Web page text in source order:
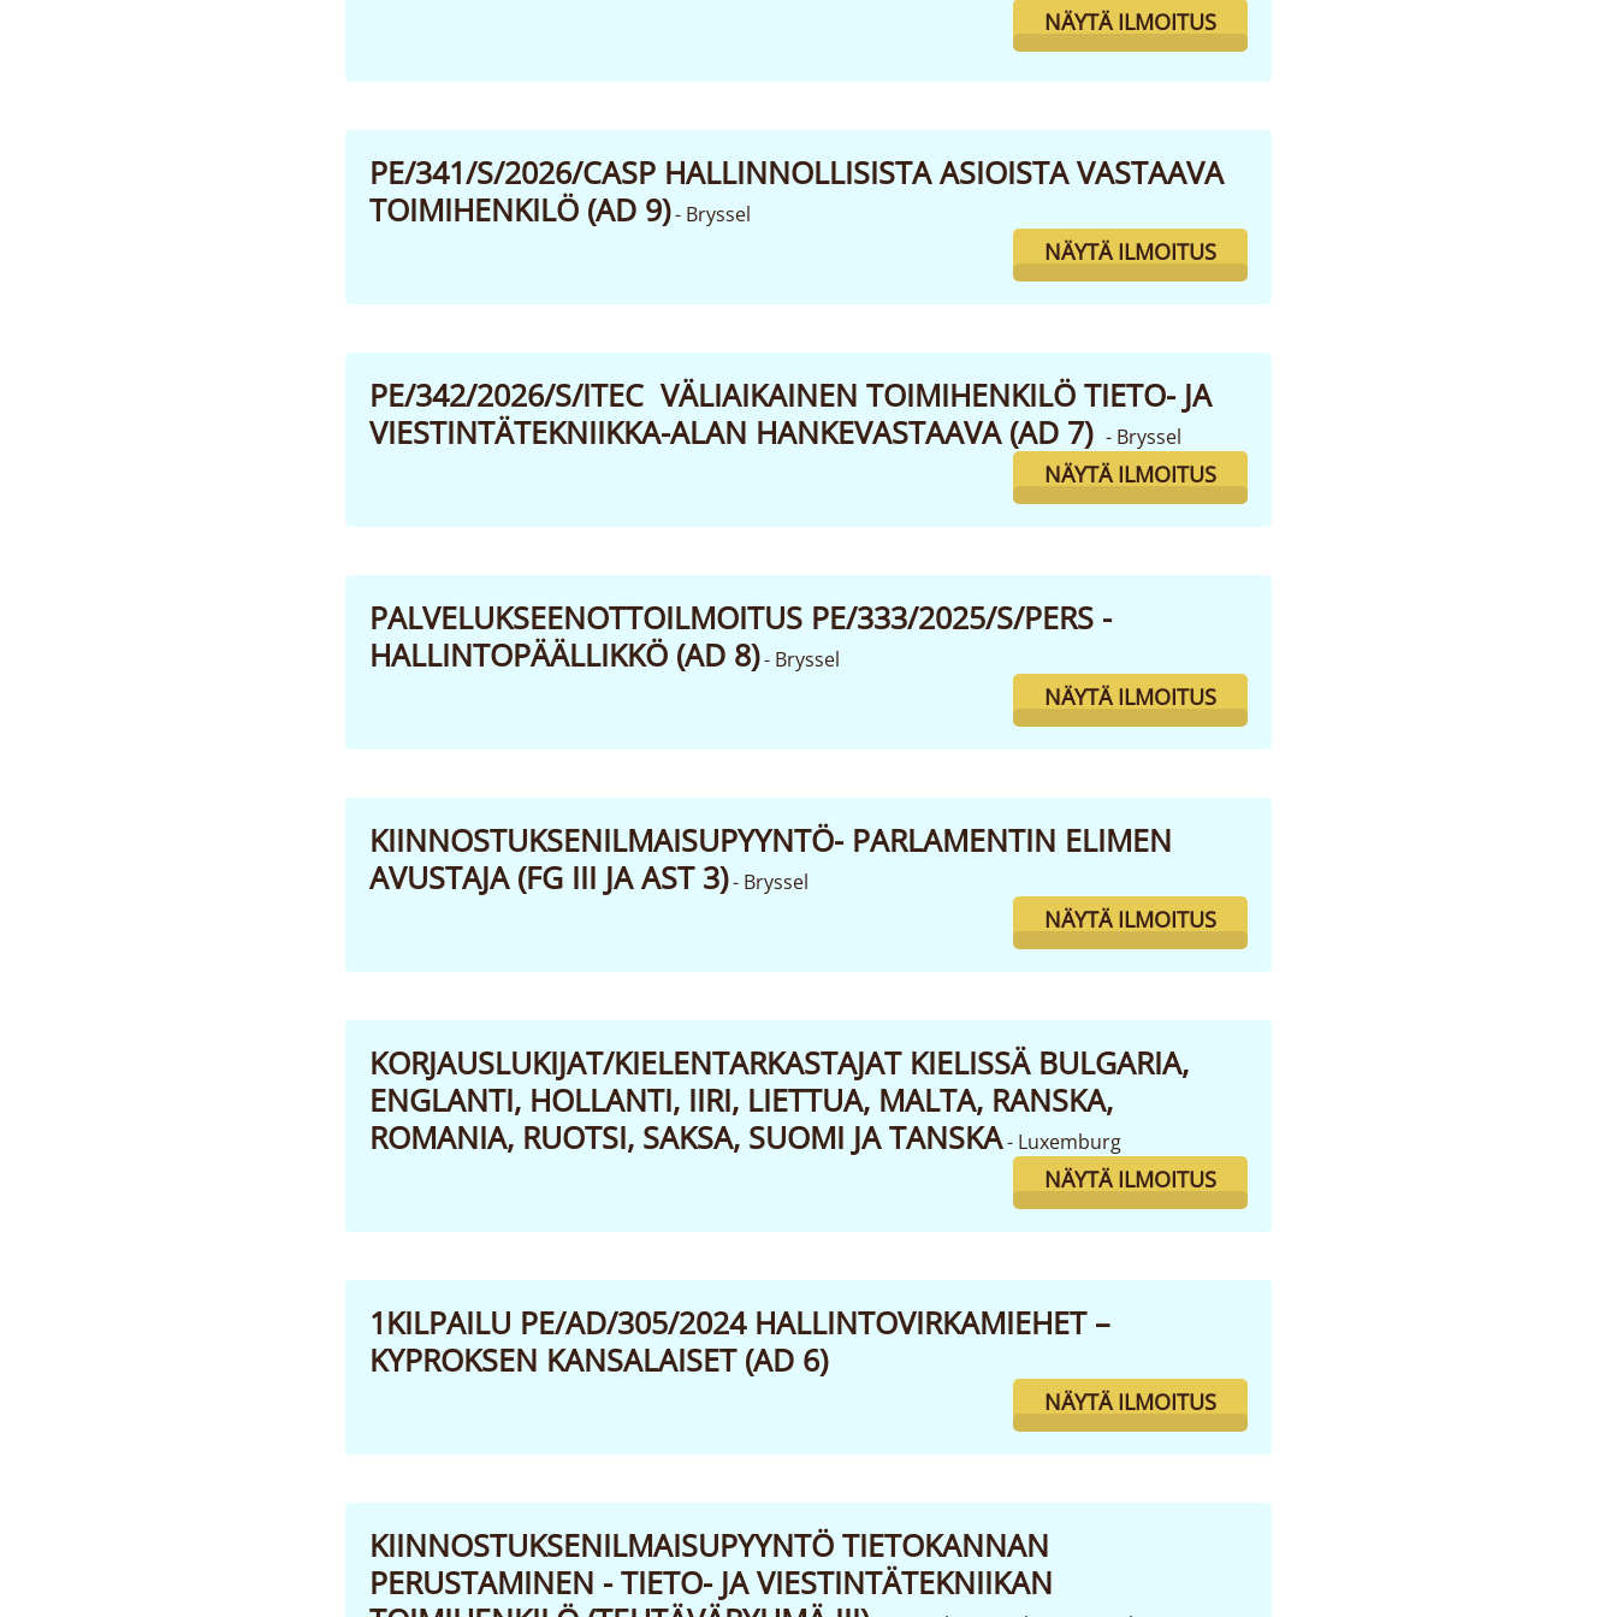
NÄYTÄ ILMOITUS
PE/341/S/2026/CASP HALLINNOLLISISTA ASIOISTA VASTAAVA
TOIMIHENKILÖ (AD 9)- Bryssel
NÄYTÄ ILMOITUS
PE/342/2026/S/ITEC VÄLIAIKAINEN TOIMIHENKILÖ TIETO- JA
VIESTINTÄTEKNIIKKA-ALAN HANKEVASTAAVA (AD 7) - Bryssel
NÄYTÄ ILMOITUS
PALVELUKSEENOTTOILMOITUS PE/333/2025/S/PERS -
HALLINTOPÄÄLLIKKÖ (AD 8)- Bryssel
NÄYTÄ ILMOITUS
KIINNOSTUKSENILMAISUPYYNTÖ- PARLAMENTIN ELIMEN
AVUSTAJA (FG III JA AST 3)- Bryssel
NÄYTÄ ILMOITUS
KORJAUSLUKIJAT/KIELENTARKASTAJAT KIELISSÄ BULGARIA,
ENGLANTI, HOLLANTI, IIRI, LIETTUA, MALTA, RANSKA,
ROMANIA, RUOTSI, SAKSA, SUOMI JA TANSKA- Luxemburg
NÄYTÄ ILMOITUS
1KILPAILU PE/AD/305/2024 HALLINTOVIRKAMIEHET –
KYPROKSEN KANSALAISET (AD 6)
NÄYTÄ ILMOITUS
KIINNOSTUKSENILMAISUPYYNTÖ TIETOKANNAN
PERUSTAMINEN - TIETO- JA VIESTINTÄTEKNIIKAN